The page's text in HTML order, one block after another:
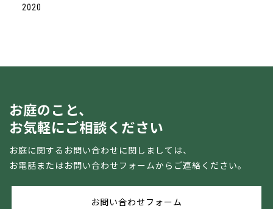
2020
お庭のこと、
お気軽にご相談ください
お庭に関するお問い合わせに関しましては、
お電話またはお問い合わせフォームからご連絡ください。
お問い合わせフォーム